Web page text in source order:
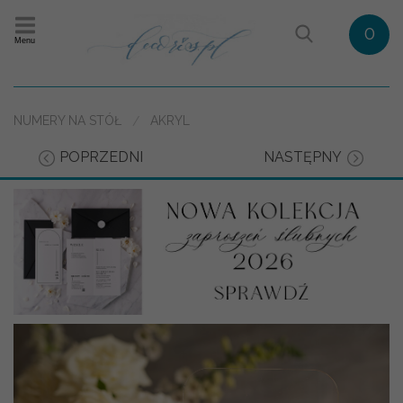
Menu 0
NUMERY NA STÓŁ AKRYL
POPRZEDNI NASTĘPNY